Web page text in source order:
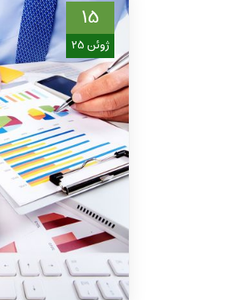
15
ژوئن 25